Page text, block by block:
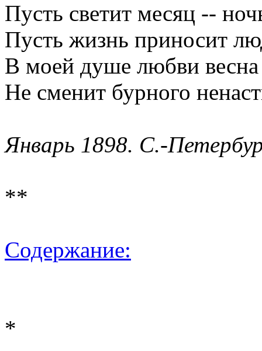
Пусть светит месяц --
Пусть жизнь приносит
В моей душе любви весна
Не сменит бурного
Январь 1898. С.-
**
Содержание:
*